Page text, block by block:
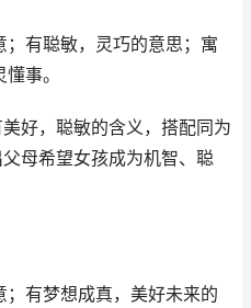
有聪敏，灵巧的意思；寓
事。
好，聪敏的含义，搭配同为
母希望女孩成为机智、聪
有梦想成真，美好未来的